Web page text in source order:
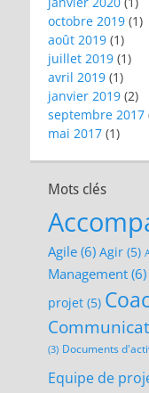
octobre 2019 (1)
août 2019 (1)
juillet 2019 (1)
avril 2019 (1)
janvier 2019 (2)
septembre 2017
mai 2017 (1)
Mots clés
Agile (6) Agir (5)
Management (6)
projet (5)
(3) Documents
Equipe de